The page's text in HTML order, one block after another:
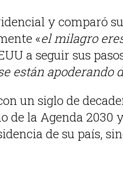
y comparó
«el milagro
a seguir sus
están apoderando
un siglo de
de la Agenda
de su país,